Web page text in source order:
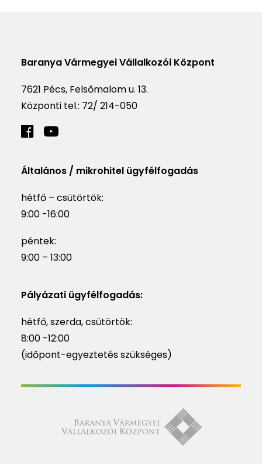
Baranya Vármegyei Vállalkozói Központ
7621 Pécs, Felsőmalom u. 13.
Központi tel.: 72/ 214-050
Általános / mikrohitel ügyfélfogadás
hétfő – csütörtök:
9:00 -16:00
péntek:
9:00 – 13:00
Pályázati ügyfélfogadás:
hétfő, szerda, csütörtök:
8:00 -12:00
(időpont-egyeztetés szükséges)